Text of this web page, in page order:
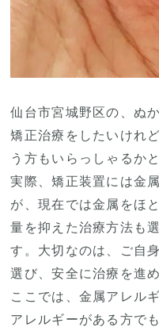
仙台市宮城野区の、ぬ
矯正治療をしたいけれ
う方もいらっしゃるか
実際、矯正装置には金
が、現在では金属をほ
量を抑えた治療方法も
す。大切なのは、ご自
選び、安全に治療を進
ここでは、金属アレル
アレルギーがある方で